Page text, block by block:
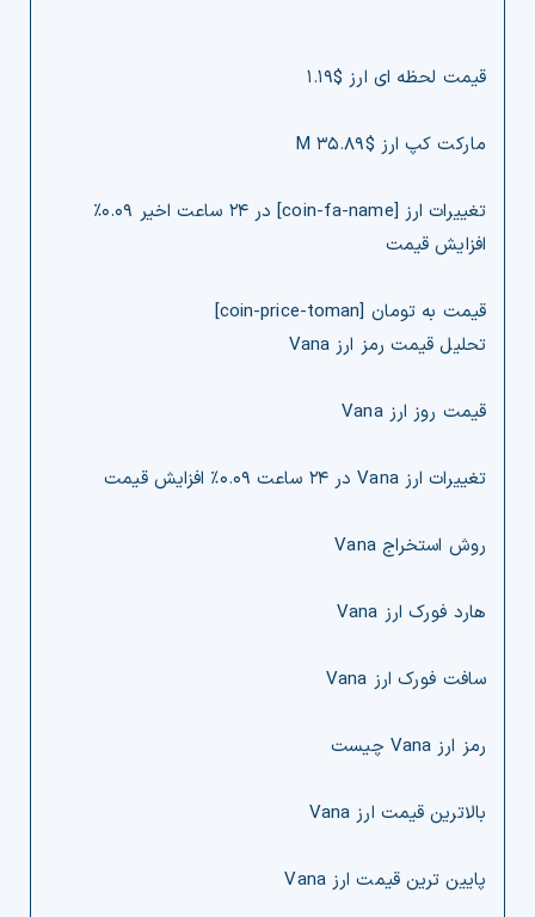
قیمت لحظه ای ارز $۱.۱۹
مارکت کپ ارز $۳۵.۸۹ M
تغییرات ارز [coin-fa-name] در ۲۴ ساعت اخیر ۰.۰۹%
افزایش قیمت
قیمت به تومان [coin-price-toman]
تحلیل قیمت رمز ارز Vana
قیمت روز ارز Vana
تغییرات ارز Vana در ۲۴ ساعت ۰.۰۹% افزایش قیمت
روش استخراج Vana
هارد فورک ارز Vana
سافت فورک ارز Vana
رمز ارز Vana چیست
بالاترین قیمت ارز Vana
پایین ترین قیمت ارز Vana